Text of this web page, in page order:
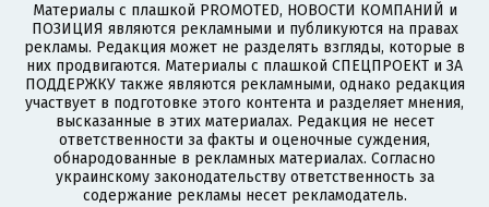
Материалы с плашкой PROMOTED, НОВОСТИ КОМПАНИЙ и
ПОЗИЦИЯ являются рекламными и публикуются на правах
рекламы. Редакция может не разделять взгляды, которые в
них продвигаются. Материалы с плашкой СПЕЦПРОЕКТ и ЗА
ПОДДЕРЖКУ также являются рекламными, однако редакция
участвует в подготовке этого контента и разделяет мнения,
высказанные в этих материалах. Редакция не несет
ответственности за факты и оценочные суждения,
обнародованные в рекламных материалах. Согласно
украинскому законодательству ответственность за
содержание рекламы несет рекламодатель.